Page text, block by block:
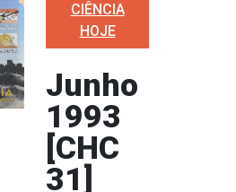
CIÊNCIA
HOJE
Junho
1993
[CHC
31]